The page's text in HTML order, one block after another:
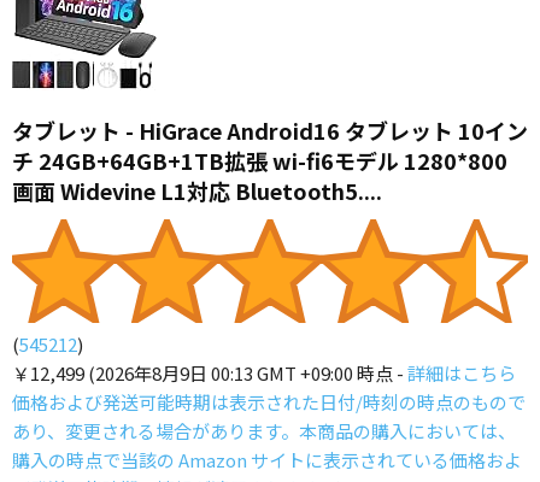
タブレット - HiGrace Android16 タブレット 10イン
チ 24GB+64GB+1TB拡張 wi-fi6モデル 1280*800
画面 Widevine L1対応 Bluetooth5....
(545212)
￥12,499(2026年8月9日 00:13 GMT +09:00 時点 -詳細はこちら
価格および発送可能時期は表示された日付/時刻の時点のもので
あり、変更される場合があります。本商品の購入においては、
購入の時点で当該の Amazon サイトに表示されている価格およ